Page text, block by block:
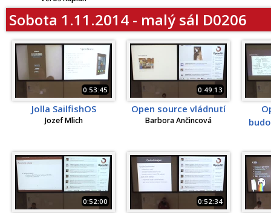
Sobota 1.11.2014 - malý sál D0206
0:53:45
Jolla SailfishOS
Jozef Mlich
0:49:13
Open source vládnutí
Barbora Ančincová
0:52:00 0:52:34